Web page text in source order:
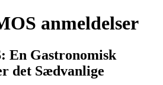
anmeldelser
En Gastronomisk
det Sædvanlige